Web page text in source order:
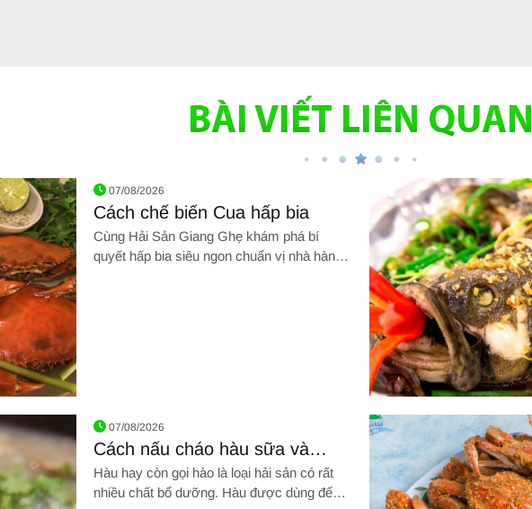
BÀI VIẾT LIÊN QUAN
07/08/2026
Cách chế biến Cua hấp bia
Cùng Hải Sản Giang Ghẹ khám phá bí
quyết hấp bia siêu ngon chuẩn vị nhà hàng
07/08/2026
Cách nấu cháo hàu sữa và
cháo hàu hạt sen
Hàu hay còn gọi hào là loại hải sản có rất
nhiều chất bổ dưỡng. Hàu được dùng để